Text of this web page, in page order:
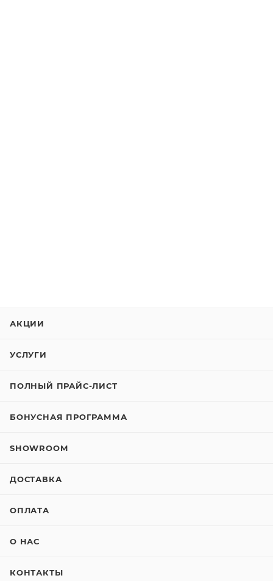
АКЦИИ
УСЛУГИ
ПОЛНЫЙ ПРАЙС-ЛИСТ
БОНУСНАЯ ПРОГРАММА
SHOWROOM
ДОСТАВКА
ОПЛАТА
О НАС
КОНТАКТЫ